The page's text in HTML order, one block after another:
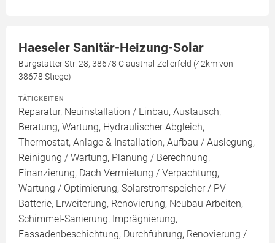
Haeseler Sanitär-Heizung-Solar
Burgstätter Str. 28, 38678 Clausthal-Zellerfeld (42km von
38678 Stiege)
TÄTIGKEITEN
Reparatur, Neuinstallation / Einbau, Austausch,
Beratung, Wartung, Hydraulischer Abgleich,
Thermostat, Anlage & Installation, Aufbau / Auslegung,
Reinigung / Wartung, Planung / Berechnung,
Finanzierung, Dach Vermietung / Verpachtung,
Wartung / Optimierung, Solarstromspeicher / PV
Batterie, Erweiterung, Renovierung, Neubau Arbeiten,
Schimmel-Sanierung, Imprägnierung,
Fassadenbeschichtung, Durchführung, Renovierung /